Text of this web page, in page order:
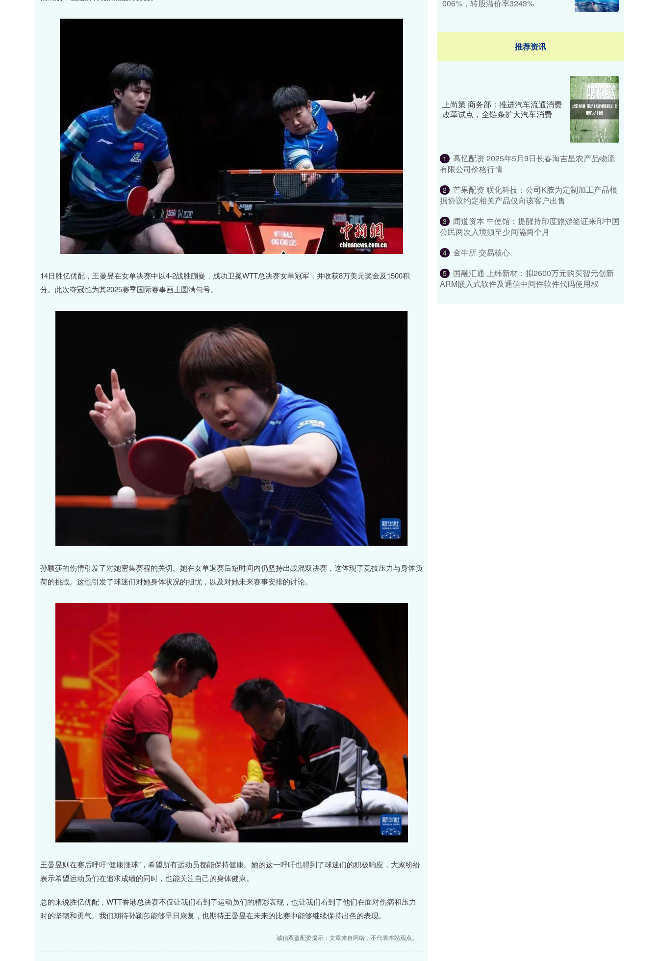
14日胜亿优配，王曼昱在女单决赛中以4-2战胜蒯曼，成功卫冕WTT总决赛女单冠军，并收获8万美元奖金及1500积
分。此次夺冠也为其2025赛季国际赛事画上圆满句号。
孙颖莎的伤情引发了对她密集赛程的关切。她在女单退赛后短时间内仍坚持出战混双决赛，这体现了竞技压力与身体负
荷的挑战。这也引发了球迷们对她身体状况的担忧，以及对她未来赛事安排的讨论。
王曼昱则在赛后呼吁“健康涨球”，希望所有运动员都能保持健康。她的这一呼吁也得到了球迷们的积极响应，大家纷纷
表示希望运动员们在追求成绩的同时，也能关注自己的身体健康。
总的来说胜亿优配，WTT香港总决赛不仅让我们看到了运动员们的精彩表现，也让我们看到了他们在面对伤病和压力
时的坚韧和勇气。我们期待孙颖莎能够早日康复，也期待王曼昱在未来的比赛中能够继续保持出色的表现。
诚信双盈配资提示：文章来自网络，不代表本站观点。
006%，转股溢价率3243%
推荐资讯
上尚策 商务部：推进汽车流通消费
改革试点，全链条扩大汽车消费
1
高忆配资 2025年5月9日长春海吉星农产品物流
有限公司价格行情
2
芒果配资 联化科技：公司K胺为定制加工产品根
据协议约定相关产品仅向该客户出售
3
闻道资本 中使馆：提醒持印度旅游签证来印中国
公民两次入境须至少间隔两个月
4 金牛所 交易核心
5
国融汇通 上纬新材：拟2600万元购买智元创新
ARM嵌入式软件及通信中间件软件代码使用权